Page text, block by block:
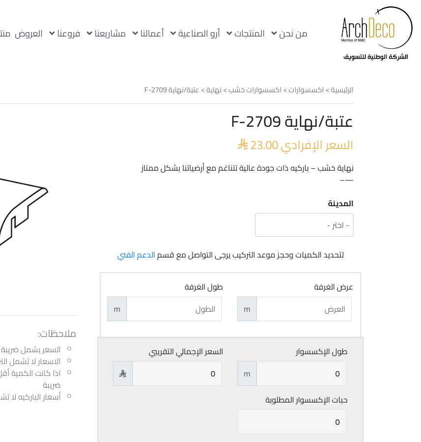
من نحن المنتجات أرو الصناعية أعمالنا مشاريعنا فروعنا العروض
الرئيسية>اكسسوارات>اكسسوارات خشب>نهاية> عتبة/نهاية F-2709
عتبة/نهاية F-2709
السعر الإفرادي 23.00
نهاية خشب – باركيه ذات جودة عالية تتناغم مع أرضياتنا بشكل ممتاز
—–
المدينة
لتحديد الكميات وحجز موعد التركيب يرجى التواصل مع قسمالدعم الفني
عرض الغرفة
m
طول الغرفة
m
طول الإكسسوار
m
السعر الإجمالي التقريبي

حبات الإكسسوار المطلوبة
ملاحظات:
السعر يشمل
الاسعار لا تشمل
ضريبة
أسعار الباركيه لا